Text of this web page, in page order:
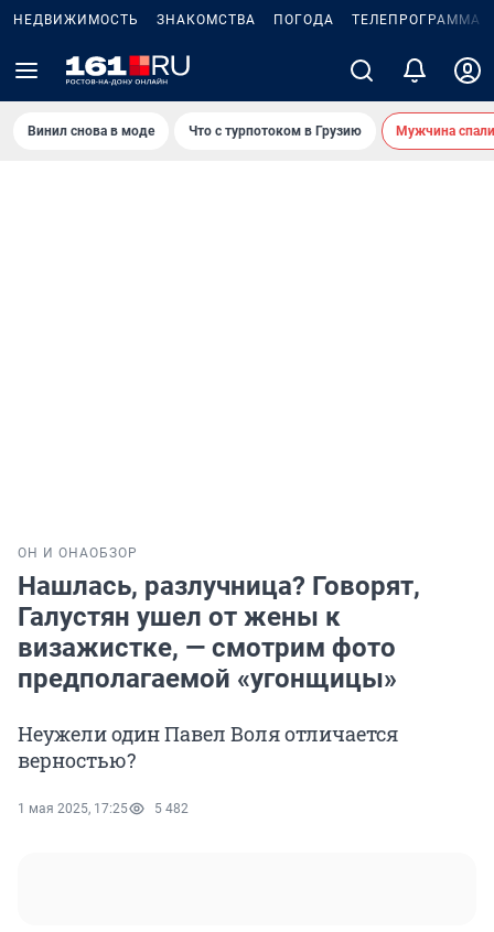
НЕДВИЖИМОСТЬ ЗНАКОМСТВА ПОГОДА ТЕЛЕПРОГРАММА
Винил снова в моде Что с турпотоком в Грузию Мужчина
ОН И ОНАОБЗОР
Нашлась, разлучница? Говорят,
Галустян ушел от жены к
визажистке, — смотрим фото
предполагаемой «угонщицы»
Неужели один Павел Воля отличается
верностью?
1 мая 2025, 17:25 5 482